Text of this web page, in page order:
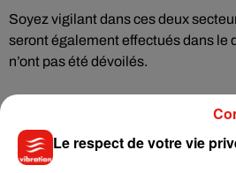
Soyez vigilant dans ces deux
seront également effectués dans le
n’ont pas été dévoilés.
MusiqueLe respect de votre vie